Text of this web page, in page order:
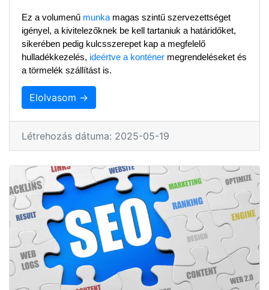
Ez a volumenű munka magas szintű szervezettséget
igényel, a kivitelezőknek be kell tartaniuk a határidőket,
sikerében pedig kulcsszerepet kap a megfelelő
hulladékkezelés, ideértve a konténer megrendeléseket és
a törmelék szállítást is.
Elolvasom →
Létrehozás dátuma: 2025-05-19